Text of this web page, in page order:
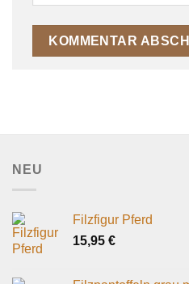
NEU
Filzfigur Pferd
15,95 €